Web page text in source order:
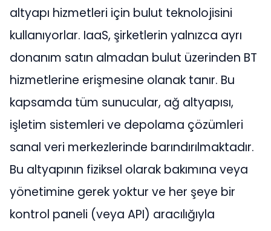
altyapı hizmetleri için bulut teknolojisini
kullanıyorlar. IaaS, şirketlerin yalnızca ayrı
donanım satın almadan bulut üzerinden BT
hizmetlerine erişmesine olanak tanır. Bu
kapsamda tüm sunucular, ağ altyapısı,
işletim sistemleri ve depolama çözümleri
sanal veri merkezlerinde barındırılmaktadır.
Bu altyapının fiziksel olarak bakımına veya
yönetimine gerek yoktur ve her şeye bir
kontrol paneli (veya API) aracılığıyla